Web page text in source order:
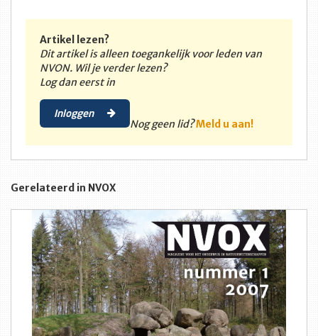
Artikel lezen?
Dit artikel is alleen toegankelijk voor leden van
NVON. Wil je verder lezen?
Log dan eerst in
Inloggen
Nog geen lid?Meld u aan!
Gerelateerd in NVOX